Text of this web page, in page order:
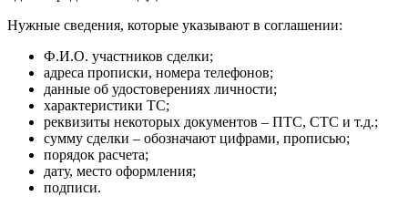
Нужные сведения, которые указывают в соглашении:
Ф.И.О. участников сделки;
адреса прописки, номера телефонов;
данные об удостоверениях личности;
характеристики ТС;
реквизиты некоторых документов – ПТС, СТС и т.д.;
сумму сделки – обозначают цифрами, прописью;
порядок расчета;
дату, место оформления;
подписи.